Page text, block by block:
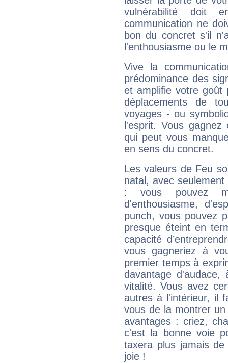
vulnérabilité doit
communication ne
bon du concret s'il
l'enthousiasme ou le
Vive la
prédominance des
et amplifie votre goût
déplacements de
voyages - ou
l'esprit. Vous
qui peut vous
en sens du concret.
Les valeurs de Feu
natal, avec
: vous pouvez
d'enthousiasme,
punch, vous pouvez
presque éteint en
capacité
vous gagneriez à
premier temps à
davantage
vitalité. Vous avez
autres à l'intérieur, il
vous de la montrer
avantages : criez,
c'est la bonne voie
taxera plus jamais
joie !